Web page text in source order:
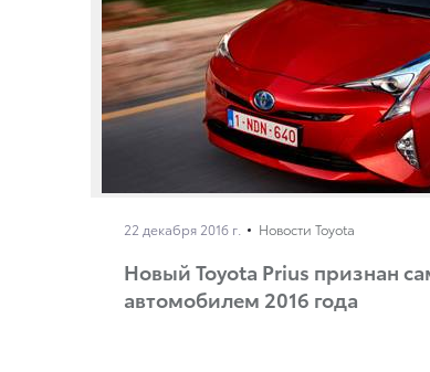
22 декабря 2016 г. Новости Toyota
Новый Toyota Prius признан
автомобилем 2016 года